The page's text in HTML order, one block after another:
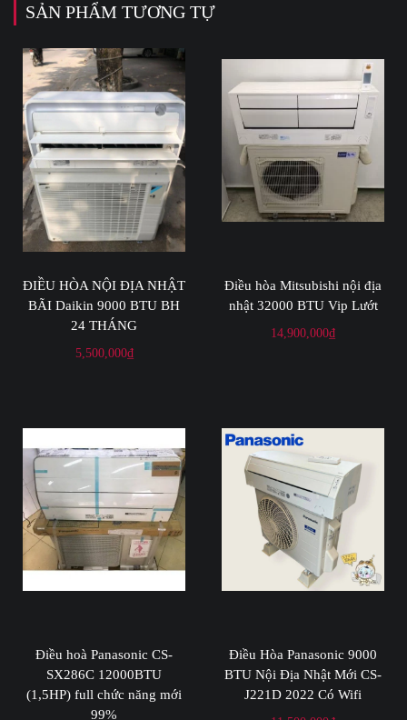
SẢN PHẨM TƯƠNG TỰ
ĐIỀU HÒA NỘI ĐỊA NHẬT
BÃI Daikin 9000 BTU BH
24 THÁNG
5,500,000₫
Điều hòa Mitsubishi nội địa
nhật 32000 BTU Vip Lướt
14,900,000₫
Điều hoà Panasonic CS-
SX286C 12000BTU
(1,5HP) full chức năng mới
99%
Điều Hòa Panasonic 9000
BTU Nội Địa Nhật Mới CS-
J221D 2022 Có Wifi